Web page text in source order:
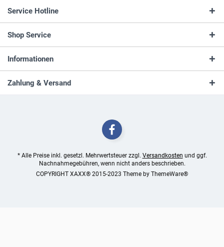
Service Hotline
Shop Service
Informationen
Zahlung & Versand
* Alle Preise inkl. gesetzl. Mehrwertsteuer zzgl. Versandkosten und ggf.
Nachnahmegebühren, wenn nicht anders beschrieben.
COPYRIGHT XAXX® 2015-2023 Theme by ThemeWare®